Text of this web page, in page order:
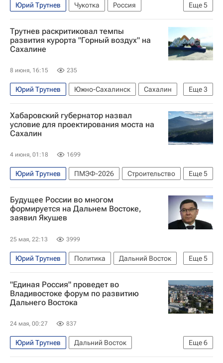
Еще5
Юрий Трутнев Чукотка
Россия
Дальний Восток
Алексей Чекунков
"Аврора"
Вайлдберриз (Wildberries)
Экономика
Трутнев раскритиковал темпы
развития курорта "Горный воздух" на
Сахалине
8 июня, 16:15 235
Еще3
Юрий Трутнев Южно-Сахалинск
Сахалин
Красное (Смоленская область)
Строительство
Инфраструктура
Хабаровский губернатор назвал
условие для проектирования моста на
Сахалин
4 июня, 01:18 1699
Еще5
Юрий Трутнев ПМЭФ-2026
Строительство
Сахалин
Хабаровский край
Россия
Дмитрий Демешин
Владимир Путин
Будущее России во многом
формируется на Дальнем Востоке,
заявил Якушев
25 мая, 22:13 3999
Еще5
Юрий Трутнев Политика
Дальний Восток
Россия
Владивосток
Владимир Якушев
Владимир Путин
Единая Россия
"Единая Россия" проведет во
Владивостоке форум по развитию
Дальнего Востока
24 мая, 00:27 837
Еще6
Юрий Трутнев
Дальний Восток
Владивосток
Россия
Владимир Якушев